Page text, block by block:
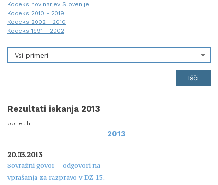
Kodeks novinarjev Slovenije
Kodeks 2010 - 2019
Kodeks 2002 - 2010
Kodeks 1991 - 2002
Vsi primeri
Rezultati iskanja 2013
po letih
2013
20.03.2013
Sovražni govor – odgovori na
vprašanja za razpravo v DZ 15.